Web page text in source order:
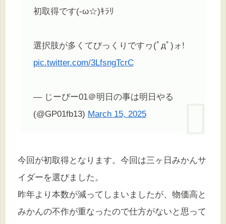
初取得です(-ω☆)ｷﾗﾘ
選択肢が多くてびっくりですヮ(ﾟдﾟ)ォ!
pic.twitter.com/3LfsngTcrC
— じーぴー01＠明日の事は明日やる
(@GP01fb13) March 15, 2025
今回が初取得となります。今回は三ヶ日みかんサ
イダーを選びました。
昨年より本数が減ってしまいましたが、物価高と
みかんの不作が重なったので仕方がないと思って